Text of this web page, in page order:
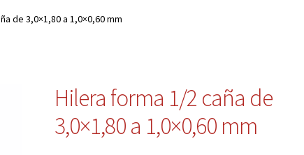
de 3,0×1,80 a 1,0×0,60 mm
Hilera forma 1/2 caña de
3,0×1,80 a 1,0×0,60 mm